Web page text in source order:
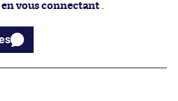
en vous connectant .